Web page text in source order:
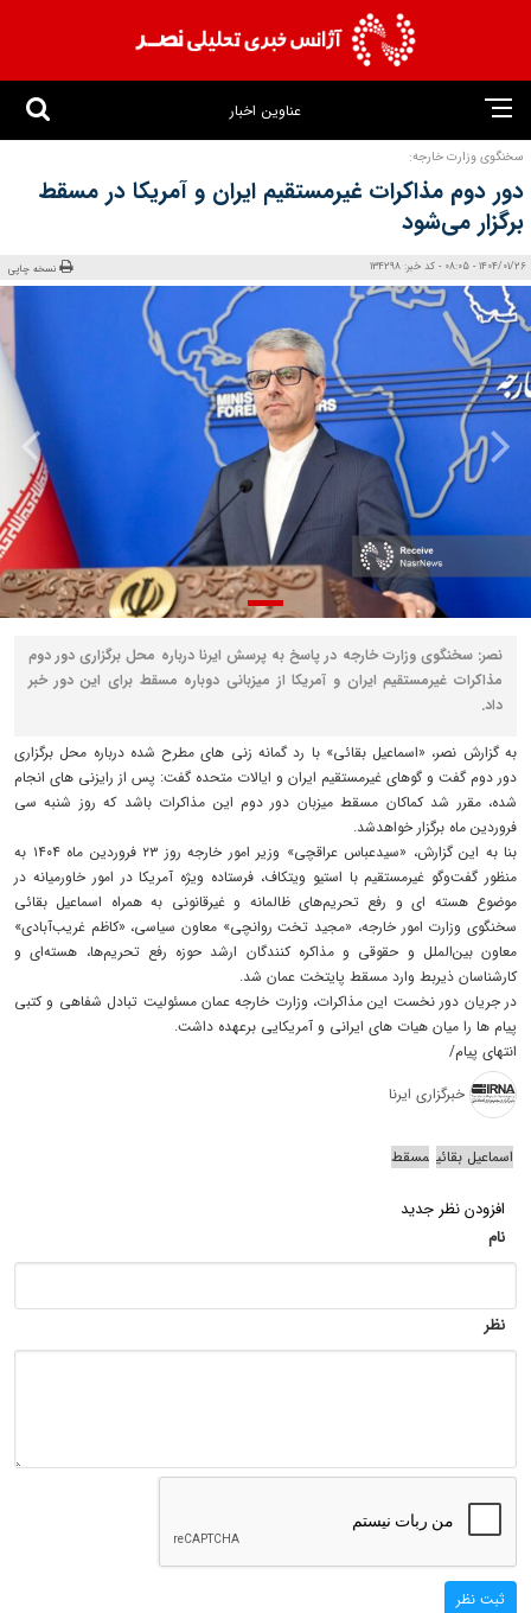
عناوین اخبار
سخنگوی وزارت خارجه:
دور دوم مذاکرات غیرمستقیم ایران و آمریکا در مسقط
برگزار می‌شود
1404/01/26 - 08:05 - کد خبر: 134298 نسخه چاپی
نصر: سخنگوی وزارت خارجه در پاسخ به پرسش ایرنا درباره محل برگزاری دور دوم
مذاکرات غیرمستقیم ایران و آمریکا از میزبانی دوباره مسقط برای این دور خبر
داد.
به گزارش نصر، «اسماعیل بقائی» با رد گمانه زنی های مطرح شده درباره محل برگزاری
دور دوم گفت و گوهای غیرمستقیم ایران و ایالات متحده گفت: پس از رایزنی های انجام
شده، مقرر شد کماکان مسقط میزبان دور دوم این مذاکرات باشد که روز شنبه سی
فروردین ماه برگزار خواهدشد.
بنا به این گزارش، «سیدعباس عراقچی» وزیر امور خارجه روز ۲۳ فروردین ماه ۱۴۰۴ به
منظور گفت‌وگو غیرمستقیم با استیو ویتکاف، فرستاده ویژه آمریکا در امور خاورمیانه در
موضوع هسته ای و رفع تحریم‌های ظالمانه و غیرقانونی به همراه اسماعیل بقائی
سخنگوی وزارت امور خارجه، «مجید تخت روانچی» معاون سیاسی، «کاظم غریب‌آبادی»
معاون بین‌الملل و حقوقی و مذاکره کنندگان ارشد حوزه رفع تحریم‌ها، هسته‌ای و
کارشناسان ذیربط وارد مسقط پایتخت عمان شد.
در جریان دور نخست این مذاکرات، وزارت خارجه عمان مسئولیت تبادل شفاهی و کتبی
پیام ها را میان هیات های ایرانی و آمریکایی برعهده داشت.
انتهای پیام/
خبرگزاری ایرنا
اسماعیل بقائی مسقط
افزودن نظر جدید
نام
نظر
ثبت نظر